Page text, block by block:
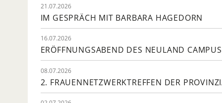
21.07.2026
IM GESPRÄCH MIT BARBARA HAGEDORN
16.07.2026
ERÖFFNUNGSABEND DES NEULAND CAMPUS
08.07.2026
2. FRAUENNETZWERKTREFFEN DER